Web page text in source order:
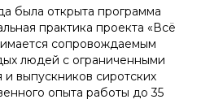
была открыта программа
практика проекта «Всё
сопровождаемым
людей с ограниченными
выпускников сиротских
опыта работы до 35